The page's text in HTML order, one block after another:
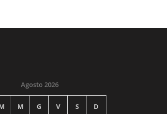
Agosto 2026
M G V S D